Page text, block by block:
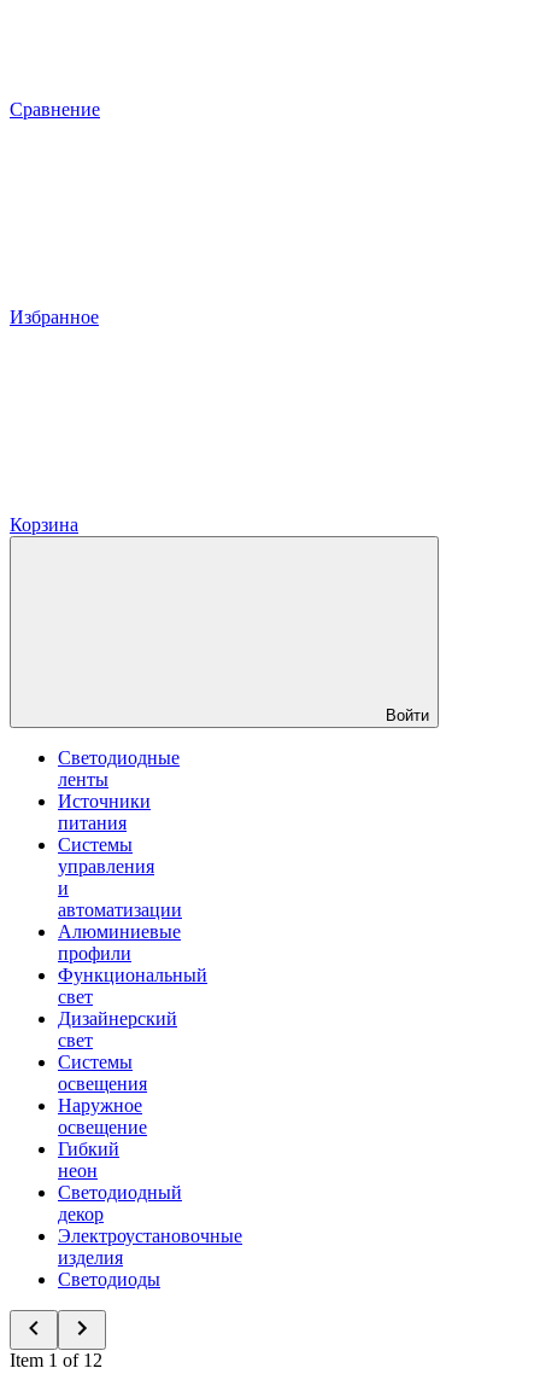
Сравнение
Избранное
Корзина
Войти
Светодиодные
ленты
Источники
питания
Системы
управления
и
автоматизации
Алюминиевые
профили
Функциональный
свет
Дизайнерский
свет
Системы
освещения
Наружное
освещение
Гибкий
неон
Светодиодный
декор
Электроустановочные
изделия
Светодиоды
Item 1 of 12